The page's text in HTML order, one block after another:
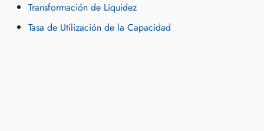
Transformación de Liquidez
Tasa de Utilización de la Capacidad